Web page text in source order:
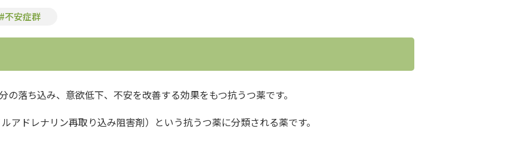
#不安症群
落ち込み、意欲低下、不安を改善する効果をもつ抗うつ薬です。
アドレナリン再取り込み阻害剤） という抗うつ薬に分類される薬です。